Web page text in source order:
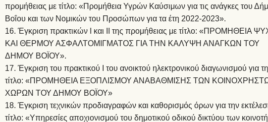
προμήθειας με τίτλο: «Προμήθεια Υγρών Καύσιμων για τις ανάγκες του
Βοΐου και των Νομικών του Προσώπων για τα έτη 2022-2023».
16. Έγκριση πρακτικών Ι και ΙΙ της προμήθειας με τίτλο: «ΠΡΟΜΗΘΕΙΑ
ΚΑΙ ΘΕΡΜΟΥ ΑΣΦΑΛΤΟΜΙΓΜΑΤΟΣ ΓΙΑ ΤΗΝ ΚΑΛΥΨΗ ΑΝΑΓΚΩΝ ΤΟΥ
ΔΗΜΟΥ ΒΟΪΟΥ».
17. Έγκριση του πρακτικού Ι του ανοικτού ηλεκτρονικού διαγωνισμού για
τίτλο: «ΠΡΟΜΗΘΕΙΑ ΕΞΟΠΛΙΣΜΟΥ ΑΝΑΒΑΘΜΙΣΗΣ ΤΩΝ
ΧΩΡΩΝ ΤΟΥ ΔΗΜΟΥ ΒΟΪΟΥ»
18. Έγκριση τεχνικών προδιαγραφών και καθορισμός όρων για την
τίτλο: «Υπηρεσίες αποχιονισμού του δημοτικού οδικού δικτύου των